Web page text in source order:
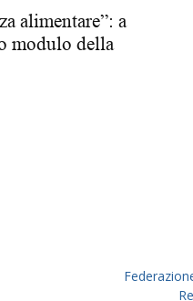
alimentare”: a
modulo della